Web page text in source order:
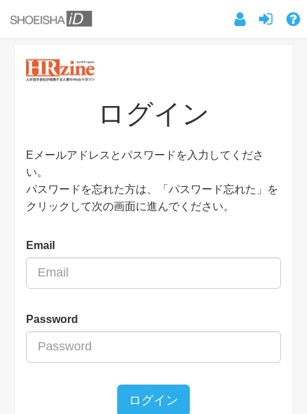
ログイン
Eメールアドレスとパスワードを入力してくださ
い。
パスワードを忘れた方は、「パスワード忘れた」を
クリックして次の画面に進んでください。
Email
Password
ログイン